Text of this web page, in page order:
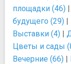
площадки (46) |
будущего (29) |
Выставки (4) |
Цветы и сады
Вечерние (66) |